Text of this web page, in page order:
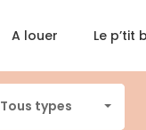
A louer Le p’tit
Tous types